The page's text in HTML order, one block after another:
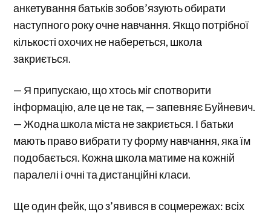
анкетування батьків зобов’язують обирати
наступного року очне навчання. Якщо потрібної
кількості охочих не набереться, школа
закриється.
— Я припускаю, що хтось міг спотворити
інформацію, але це не так, — запевняє Буйневич.
— Жодна школа міста не закриється. І батьки
мають право вибрати ту форму навчання, яка їм
подобається. Кожна школа матиме на кожній
паралелі і очні та дистанційні класи.
Ще один фейк, що з’явився в соцмережах: всіх